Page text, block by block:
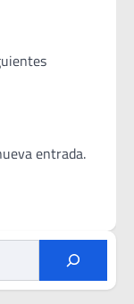
entrada.